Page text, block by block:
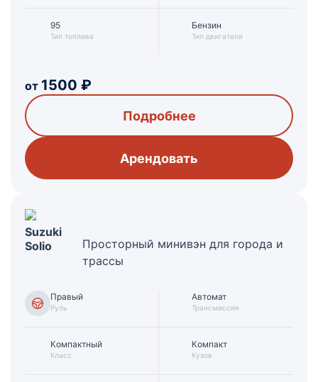
95
Тип топлива
Бензин
Тип двигателя
от 1500 ₽
Подробнее
Арендовать
Suzuki
Solio
Просторный минивэн для города и
трассы
Правый
Руль
Компактный
Класс
Автомат
Трансмиссия
Компакт
Кузов